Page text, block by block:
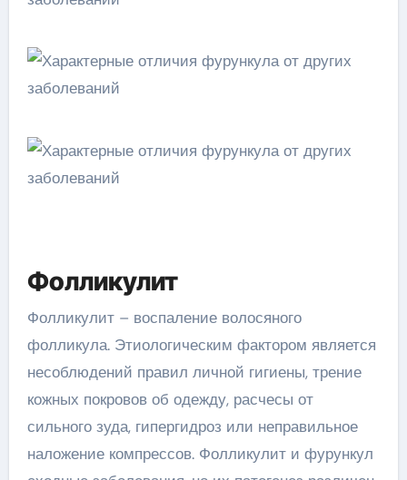
Фолликулит
Фолликулит – воспаление волосяного
фолликула. Этиологическим фактором является
несоблюдений правил личной гигиены, трение
кожных покровов об одежду, расчесы от
сильного зуда, гипергидроз или неправильное
наложение компрессов. Фолликулит и фурункул